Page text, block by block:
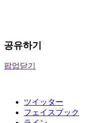
공유하기
팝업닫기
ツイッター
フェイスブック